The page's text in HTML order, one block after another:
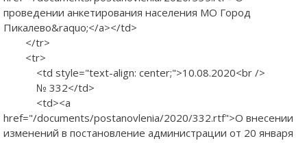
проведении анкетирования населения МО Город
Пикалево&raquo;</a></td>
</tr>
<tr>
<td style="text-align: center;">10.08.2020<br />
№ 332</td>
<td><a
href="/documents/postanovlenia/2020/332.rtf">О внесении
изменений в постановление администрации от 20 января